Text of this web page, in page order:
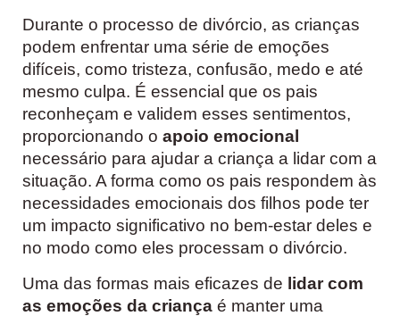
Durante o processo de divórcio, as crianças
podem enfrentar uma série de emoções
difíceis, como tristeza, confusão, medo e até
mesmo culpa. É essencial que os pais
reconheçam e validem esses sentimentos,
proporcionando o apoio emocional
necessário para ajudar a criança a lidar com a
situação. A forma como os pais respondem às
necessidades emocionais dos filhos pode ter
um impacto significativo no bem-estar deles e
no modo como eles processam o divórcio.
Uma das formas mais eficazes de lidar com
as emoções da criança é manter uma